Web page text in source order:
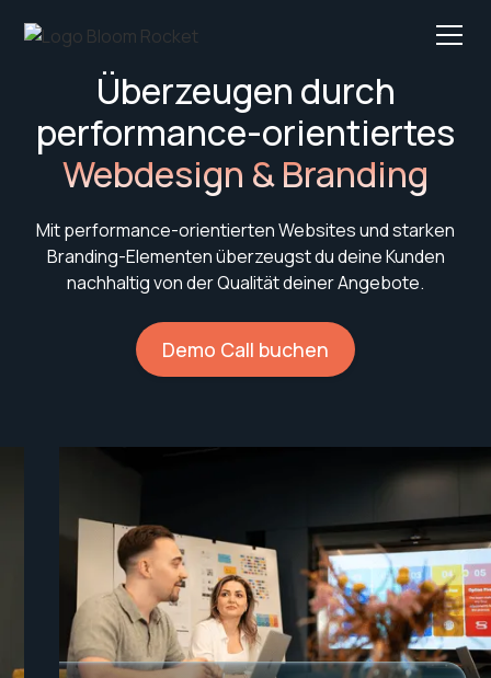
Überzeugen durch
performance-orientiertes
Webdesign & Branding
Mit performance-orientierten Websites und starken
Branding-Elementen überzeugst du deine Kunden
nachhaltig von der Qualität deiner Angebote.
Demo Call buchen
Diemeisten Tech-Unternehmen
generieren kaum Anfragen, weil sie
folgende Fehler machen